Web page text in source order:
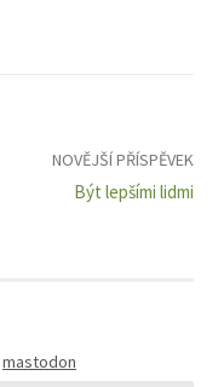
NOVĚJŠÍ PŘÍSPĚVEK
Být lepšími lidmi
mastodon